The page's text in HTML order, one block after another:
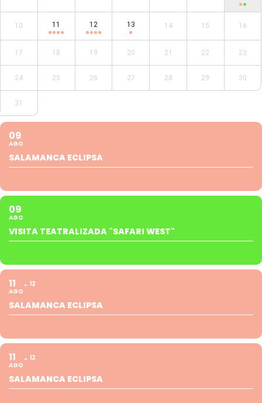
10 11 12 13 14 15 16
17 18 19 20 21 22 23
24 25 26 27 28 29 30
31
09
AGO
SALAMANCA ECLIPSA
09
AGO
VISITA TEATRALIZADA "SAFARI WEST"
11
AGO
12
SALAMANCA ECLIPSA
11
AGO
12
SALAMANCA ECLIPSA